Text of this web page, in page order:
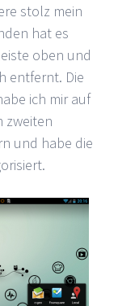
stolz mein
hat es
oben und
entfernt. Die
ich mir auf
zweiten
und habe die